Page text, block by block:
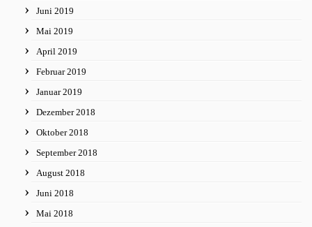
Juni 2019
Mai 2019
April 2019
Februar 2019
Januar 2019
Dezember 2018
Oktober 2018
September 2018
August 2018
Juni 2018
Mai 2018